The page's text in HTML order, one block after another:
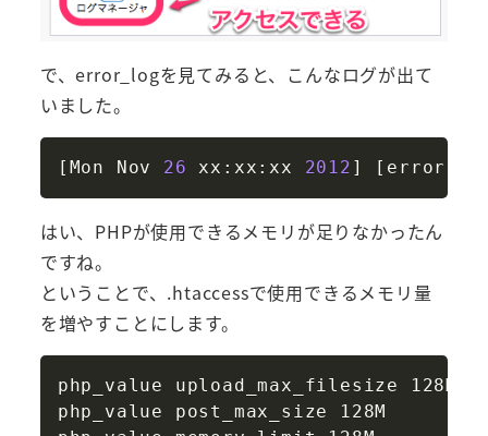
で、error_logを見てみると、こんなログが出て
いました。
[ Mon Nov 26 xx:xx:xx 2012 ] [ error
Copy
はい、PHPが使用できるメモリが足りなかったん
ですね。
ということで、.htaccessで使用できるメモリ量
を増やすことにします。
php_value upload_max_filesize 128M
php_value post_max_size 128M
Copy